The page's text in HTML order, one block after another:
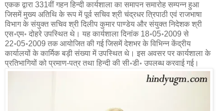
एकक द्वारा 331वीं गहन हिन्दी कार्यशाला का समापन समारोह सम्पन्न हुआ
जिसमें मुख्य अतिथि के रूप में पूर्व सचिव श्री चंद्रधर त्रिपाठी एवं राजभाषा
विभाग के संयुक्त सचिव श्री दिलीप कुमार पाण्डेय और संयुक्त निदेशक श्री
एस॰एम॰ दोहरे उपस्थित थे। यह कार्यशाला दिनांक 18॰05॰2009 से
22॰05॰2009 तक आयोजित की गई जिसमें देशभर के विभिन्न केंद्रीय
कार्यालयों के कार्मिक बड़ी संख्या में उपस्थित थे। इस अवसर पर कार्यशाला के
प्रतिभागियों को प्रमाण-पत्र तथा हिन्दी की सी॰डी॰ उपलब्ध करवाई गई।